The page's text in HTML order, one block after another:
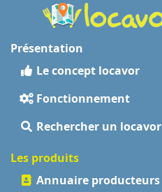
Présentation
Le concept locavor
Fonctionnement
Rechercher un locavor
Les produits
Annuaire producteurs